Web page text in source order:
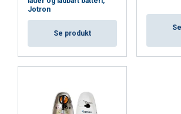
Jotron
Se produkt